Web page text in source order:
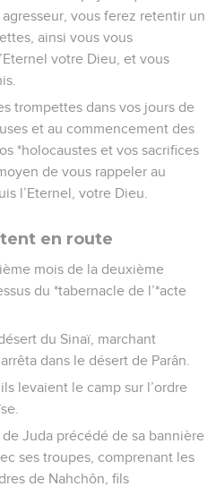
vous ferez retentir un
ainsi vous vous
votre Dieu, et vous
trompettes dans vos jours de
et au commencement des
*holocaustes et vos sacrifices
de vous rappeler au
l’Eternel, votre Dieu.
en route
mois de la deuxième
du *tabernacle de l’*acte
du Sinaï, marchant
dans le désert de Parân.
levaient le camp sur l’ordre
Juda précédé de sa bannière
ses troupes, comprenant les
de Nahchôn, fils